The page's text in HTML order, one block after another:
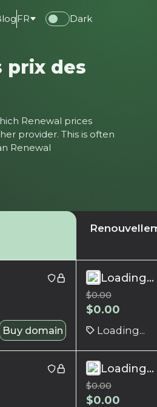
FR Dark
prix des
Renewal prices
provider. This is often
Renewal
Buy domain
Loading...
$0.00
$0.00
Loading...
Loading...
$0.00
$0.00